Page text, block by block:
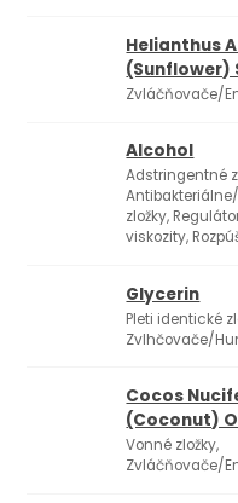
Helianthus
(Sunflower)
Zvláčňovače/
Alcohol
Adstringentné
zložky,
viskozity,
Glycerin
Pleti identické
Zvlhčovače/
Cocos
(Coconut)
Vonné zložky,
Zvláčňovače/